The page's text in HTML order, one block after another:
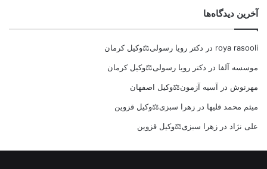
آخرین دیدگاه‌ها
roya rasooli در دکتر رویا رسولی⚖️وکیل کرمان
موسسه آلفا در دکتر رویا رسولی⚖️وکیل کرمان
مهرنوش در آسیه آزمون⚖️وکیل اصفهان
میثم محمد قلیها در زهرا سبزی⚖️وکیل قزوین
علی نژاد در زهرا سبزی⚖️وکیل قزوین